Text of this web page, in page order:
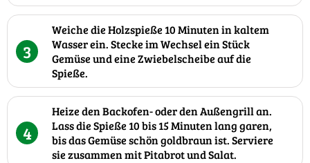
3
Weiche die Holzspieße 10 Minuten in kaltem
Wasser ein. Stecke im Wechsel ein Stück
Gemüse und eine Zwiebelscheibe auf die
Spieße.
4
Heize den Backofen- oder den Außengrill an.
Lass die Spieße 10 bis 15 Minuten lang garen,
bis das Gemüse schön goldbraun ist. Serviere
sie zusammen mit Pitabrot und Salat.